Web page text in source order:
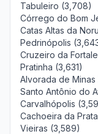
Tabuleiro (3,708)
Córrego do Bom
Catas Altas da
Pedrinópolis
Cruzeiro da
Pratinha (3,631)
Alvorada de Minas
Santo Antônio do
Carvalhópolis
Cachoeira da
Vieiras (3,589)